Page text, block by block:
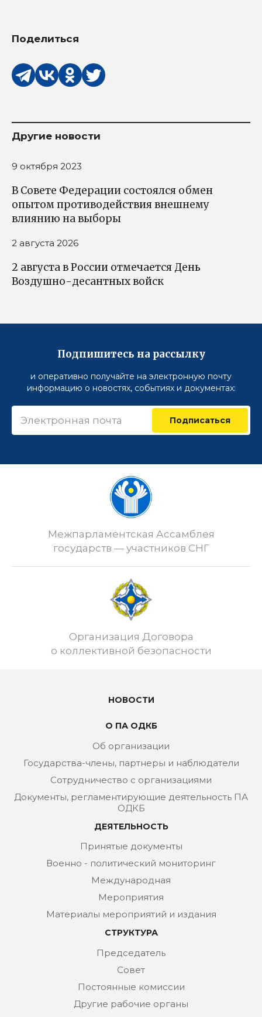
Поделиться
Другие новости
9 октября 2023
В Совете Федерации состоялся обмен
опытом противодействия внешнему
влиянию на выборы
2 августа 2026
2 августа в России отмечается День
Воздушно-десантных войск
Подпишитесь на рассылку
и оперативно получайте на электронную почту
информацию о новостях, событиях и документах:
Подписаться
Межпарламентская Ассамблея
государств — участников СНГ
Организация Договора
о коллективной безопасности
НОВОСТИ
О ПА ОДКБ
Об организации
Государства-члены, партнеры и наблюдатели
Сотрудничество с организациями
Документы, регламентирующие деятельность ПА
ОДКБ
ДЕЯТЕЛЬНОСТЬ
Принятые документы
Военно - политический мониторинг
Международная
Мероприятия
Материалы мероприятий и издания
СТРУКТУРА
Председатель
Совет
Постоянные комиссии
Другие рабочие органы